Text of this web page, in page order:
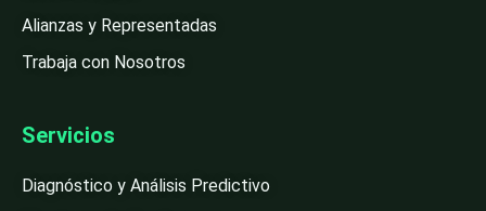
Alianzas y Representadas
Trabaja con Nosotros
Servicios
Diagnóstico y Análisis Predictivo